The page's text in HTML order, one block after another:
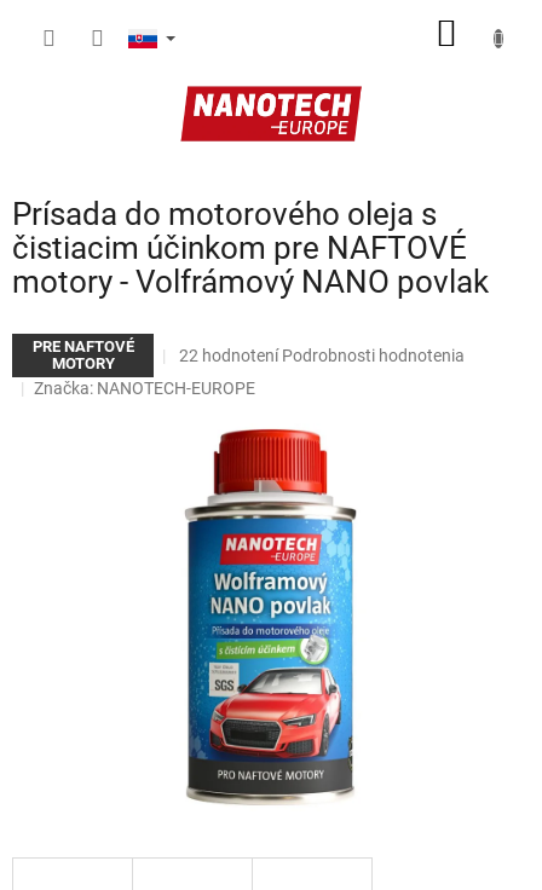
Prísada do motorového oleja s
čistiacim účinkom pre NAFTOVÉ
motory - Volfrámový NANO povlak
PRE NAFTOVÉ
MOTORY
Priemerné
produktu
hviezdičiek.
22 hodnotení Podrobnosti hodnotenia
Značka: NANOTECH-EUROPE